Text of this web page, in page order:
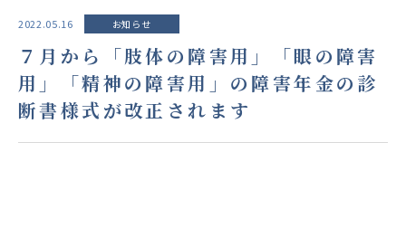
2022.05.16 お知らせ
７月から「肢体の障害用」「眼の障害
用」「精神の障害用」の障害年金の診
断書様式が改正されます